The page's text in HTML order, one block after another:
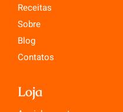
Receitas
Sobre
Blog
Contatos
Loja